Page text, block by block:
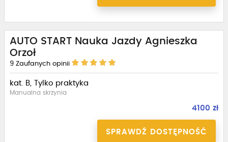
AUTO START Nauka Jazdy Agnieszka
Orzoł
9 Zaufanych opinii
kat. B, Tylko praktyka
Manualna skrzynia
4100 zł
SPRAWDŹ DOSTĘPNOŚĆ